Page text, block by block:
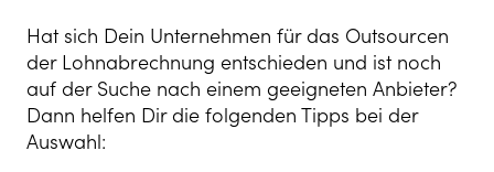
Hat sich Dein Unternehmen für das Outsourcen
der Lohnabrechnung entschieden und ist noch
auf der Suche nach einem geeigneten Anbieter?
Dann helfen Dir die folgenden Tipps bei der
Auswahl: